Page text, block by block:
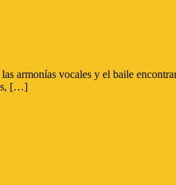
armonías vocales y el baile
[…]